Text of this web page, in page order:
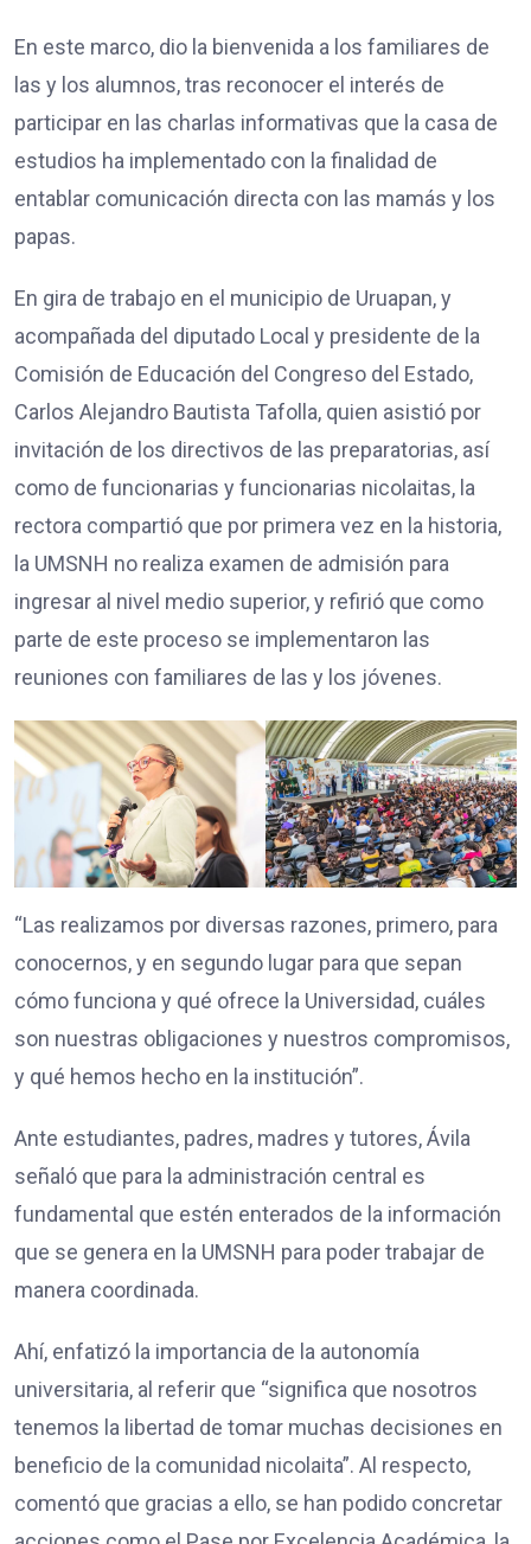
En este marco, dio la bienvenida a los familiares de
las y los alumnos, tras reconocer el interés de
participar en las charlas informativas que la casa de
estudios ha implementado con la finalidad de
entablar comunicación directa con las mamás y los
papas.
En gira de trabajo en el municipio de Uruapan, y
acompañada del diputado Local y presidente de la
Comisión de Educación del Congreso del Estado,
Carlos Alejandro Bautista Tafolla, quien asistió por
invitación de los directivos de las preparatorias, así
como de funcionarias y funcionarias nicolaitas, la
rectora compartió que por primera vez en la historia,
la UMSNH no realiza examen de admisión para
ingresar al nivel medio superior, y refirió que como
parte de este proceso se implementaron las
reuniones con familiares de las y los jóvenes.
“Las realizamos por diversas razones, primero, para
conocernos, y en segundo lugar para que sepan
cómo funciona y qué ofrece la Universidad, cuáles
son nuestras obligaciones y nuestros compromisos,
y qué hemos hecho en la institución”.
Ante estudiantes, padres, madres y tutores, Ávila
señaló que para la administración central es
fundamental que estén enterados de la información
que se genera en la UMSNH para poder trabajar de
manera coordinada.
Ahí, enfatizó la importancia de la autonomía
universitaria, al referir que “significa que nosotros
tenemos la libertad de tomar muchas decisiones en
beneficio de la comunidad nicolaita”. Al respecto,
comentó que gracias a ello, se han podido concretar